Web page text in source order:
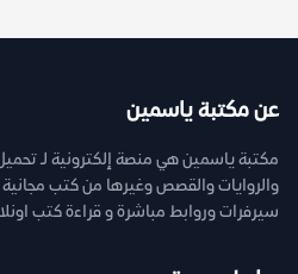
عن مكتبة ياسمين
مكتبة ياسمين هي منصة إلكترونية لـ
سيرفرات وروابط مباشرة و قراءة كتب